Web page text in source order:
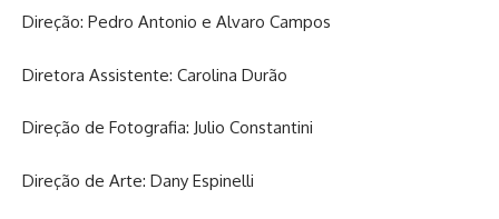
Direção: Pedro Antonio e Alvaro Campos
Diretora Assistente: Carolina Durão
Direção de Fotografia: Julio Constantini
Direção de Arte: Dany Espinelli